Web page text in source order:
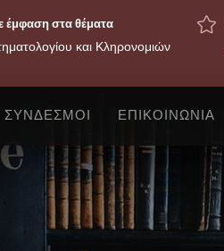
έμφαση στα θέματα
και Κληρονομιών
ΣΥΝΔΕΣΜΟΙ ΕΠΙΚΟΙΝΩΝΙΑ